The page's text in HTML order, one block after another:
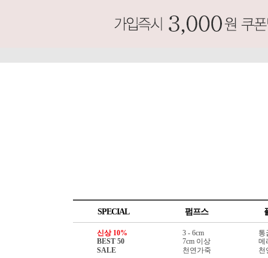
SPECIAL 펌프스
신상 10%
BEST 50
SALE
3 - 6cm
7cm 이상
천연가죽
통
메
천